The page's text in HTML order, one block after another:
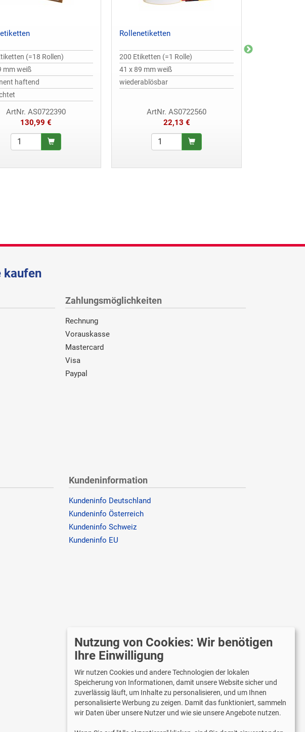
(=18 Rollen)
mm weiß
haftend
ArtNr. AS0722390
130,99 €
Rollenetiketten
200 Etiketten (=1 Rolle)
41 x 89 mm weiß
wiederablösbar
ArtNr. AS0722560
22,13 €
kaufen
Zahlungsmöglichkeiten
Rechnung
Vorauskasse
Mastercard
Visa
Paypal
Kundeninformation
Kundeninfo Deutschland
Kundeninfo Österreich
Kundeninfo Schweiz
Kundeninfo EU
Wir versenden mit
Lieferung auch an Packstationen und
Postfilialen
Samstagszustellung
Nutzung von Cookies: Wir benötigen
Ihre Einwilligung
Wir nutzen Cookies und andere Technologien der lokalen
Speicherung von Informationen, damit unsere Website sicher und
zuverlässig läuft, um Inhalte zu personalisieren, und um Ihnen
personalisierte Werbung zu zeigen. Damit das funktioniert, sammeln
wir Daten über unsere Nutzer und wie sie unsere Angebote nutzen.